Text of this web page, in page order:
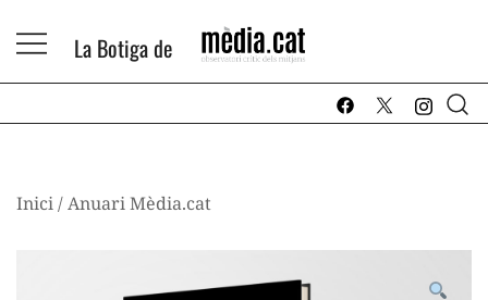
La Botiga de
La Botiga de Mèdia.cat
Inici/Anuari Mèdia.cat